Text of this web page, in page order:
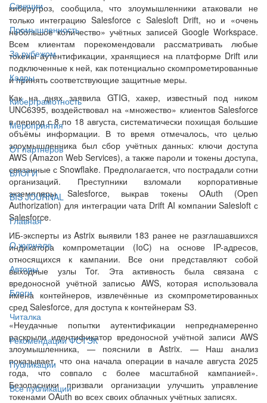
Санкции
Промышленность
За рубежом
Кадры
Киберграмотность
Мероприятия
От партнёров
БЛОГИ
BIS JOURNAL
Главная
О журнале
Авторы
Блоги
Читалка
Рекомендации ФСТЭК
Публикации
Все публикации
киберугроз, сообщила, что злоумышленники атаковали не
только интеграцию Salesforce с Salesloft Drift, но и «очень
небольшое количество» учётных записей Google Workspace.
Всем клиентам порекомендовали рассматривать любые
токены аутентификации, хранящиеся на платформе Drift или
подключенные к ней, как потенциально скомпрометированные
и принять соответствующие защитные меры.
Как на днях заявила GTIG, хакер, известный под ником
UNC6395, воздействовал на «множество» клиентов Salesforce
в период с 8 по 18 августа, систематически похищая большие
объёмы информации. В то время отмечалось, что целью
злоумышленника был сбор учётных данных: ключи доступа
AWS (Amazon Web Services), а также пароли и токены доступа,
связанные с Snowflake. Предполагается, что пострадали сотни
организаций. Преступники взломали корпоративные
экземпляры Salesforce, выкрав токены OAuth (Open
Authorization) для интеграции чата Drift AI компании Salesloft с
Salesforce.
ИБ-эксперты из Astrix выявили 183 ранее не разглашавшихся
индикатора компрометации (IoC) на основе IP-адресов,
относящихся к кампании. Все они представляют собой
выходные узлы Tor. Эта активность была связана с
вредоносной учётной записью AWS, которая использовала
имена контейнеров, извлечённые из скомпрометированных
сред Salesforce, для доступа к контейнерам S3.
«Неудачные попытки аутентификации непреднамеренно
раскрыли идентификатор вредоносной учётной записи AWS
злоумышленника, — пояснили в Astrix. — Наш анализ
показывает, что она начала операции в начале августа 2025
года, что совпало с более масштабной кампанией».
Безопасники призвали организации улучшить управление
токенами OAuth во всех своих облачных учётных записях.